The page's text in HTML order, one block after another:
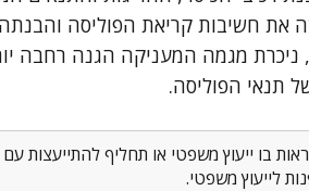
את חשיבות קריאת הפוליסה
מגמה המעניקה הגנה רחבה
תנאי הפוליסה.
בו ייעוץ משפטי או תחליף להתייעצות
לייעוץ משפטי.